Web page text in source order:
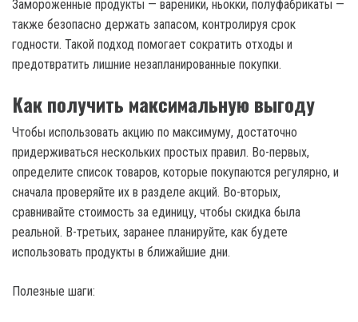
Замороженные продукты — вареники, ньокки, полуфабрикаты —
также безопасно держать запасом, контролируя срок
годности. Такой подход помогает сократить отходы и
предотвратить лишние незапланированные покупки.
Как получить максимальную выгоду
Чтобы использовать акцию по максимуму, достаточно
придерживаться нескольких простых правил. Во-первых,
определите список товаров, которые покупаются регулярно, и
сначала проверяйте их в разделе акций. Во-вторых,
сравнивайте стоимость за единицу, чтобы скидка была
реальной. В-третьих, заранее планируйте, как будете
использовать продукты в ближайшие дни.
Полезные шаги: